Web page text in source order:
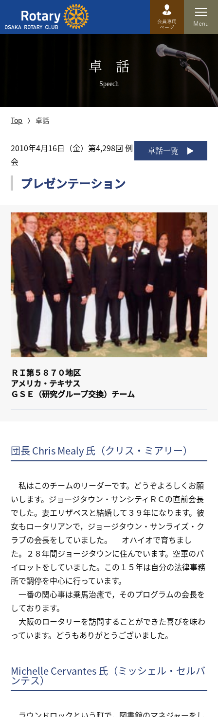
運営方針
歴史
特徴
リンク
会員専用ページ
English
卓 話
Speech
Top 卓話
卓話一覧
2010年4月16日（金）第4,298回 例
会
プレゼンテーション
ＲＩ第５８７０地区
アメリカ・テキサス
ＧＳＥ（研究グループ交換）チーム
団長 Chris Mealy 氏（クリス・ミアリー）
私はこのチームのリーダーです。どうぞよろしくお願
いします。ジョージタウン・サンシティＲＣの直前会長
でした。妻エリザベスと結婚して３９年になります。彼
女もロータリアンで，ジョージタウン・サンライズ・ク
ラブの会長をしていました。 オハイオで育ちまし
た。２８年間ジョージタウンに住んでいます。空軍のパ
イロットをしていました。この１５年は自分の法律事務
所で調停を中心に行っています。
一番の関心事は乗馬治癒で，そのプログラムの会長を
しております。
大阪のロータリーを訪問することができた喜びを味わ
っています。どうもありがとうございました。
Michelle Cervantes 氏（ミッシェル・セルバ
ンテス）